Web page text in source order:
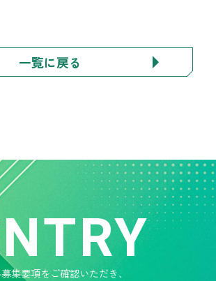
一覧に戻る
集要項をご確認いただき、